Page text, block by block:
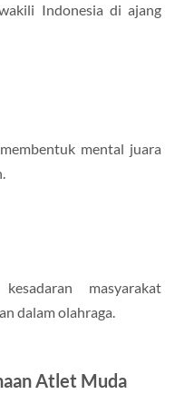
Indonesia di ajang
mental juara
masyarakat
dalam olahraga.
Atlet Muda